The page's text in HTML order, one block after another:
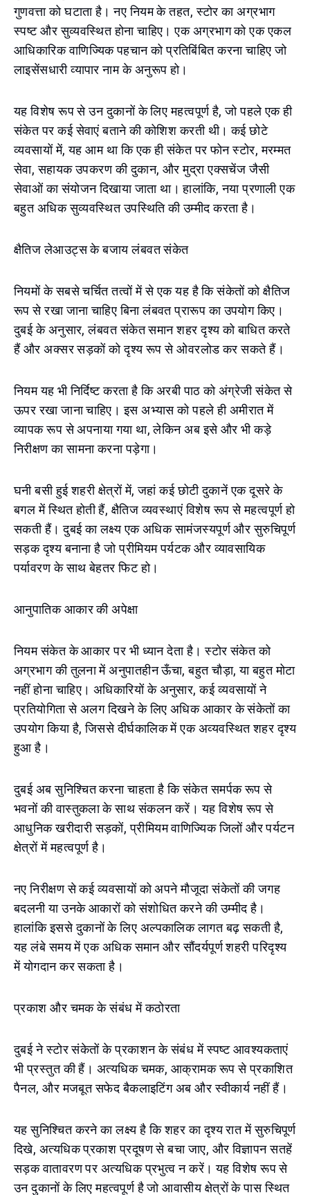
गुणवत्ता को घटाता है। नए नियम के तहत, स्टोर का अग्रभाग
स्पष्ट और सुव्यवस्थित होना चाहिए। एक अग्रभाग को एक एकल
आधिकारिक वाणिज्यिक पहचान को प्रतिबिंबित करना चाहिए जो
लाइसेंसधारी व्यापार नाम के अनुरूप हो।
यह विशेष रूप से उन दुकानों के लिए महत्वपूर्ण है, जो पहले एक ही
संकेत पर कई सेवाएं बताने की कोशिश करती थी। कई छोटे
व्यवसायों में, यह आम था कि एक ही संकेत पर फोन स्टोर, मरम्मत
सेवा, सहायक उपकरण की दुकान, और मुद्रा एक्सचेंज जैसी
सेवाओं का संयोजन दिखाया जाता था। हालांकि, नया प्रणाली एक
बहुत अधिक सुव्यवस्थित उपस्थिति की उम्मीद करता है।
क्षैतिज लेआउट्स के बजाय लंबवत संकेत
नियमों के सबसे चर्चित तत्वों में से एक यह है कि संकेतों को क्षैतिज
रूप से रखा जाना चाहिए बिना लंबवत प्रारूप का उपयोग किए।
दुबई के अनुसार, लंबवत संकेत समान शहर दृश्य को बाधित करते
हैं और अक्सर सड़कों को दृश्य रूप से ओवरलोड कर सकते हैं।
नियम यह भी निर्दिष्ट करता है कि अरबी पाठ को अंग्रेजी संकेत से
ऊपर रखा जाना चाहिए। इस अभ्यास को पहले ही अमीरात में
व्यापक रूप से अपनाया गया था, लेकिन अब इसे और भी कड़े
निरीक्षण का सामना करना पड़ेगा।
घनी बसी हुई शहरी क्षेत्रों में, जहां कई छोटी दुकानें एक दूसरे के
बगल में स्थित होती हैं, क्षैतिज व्यवस्थाएं विशेष रूप से महत्वपूर्ण हो
सकती हैं। दुबई का लक्ष्य एक अधिक सामंजस्यपूर्ण और सुरुचिपूर्ण
सड़क दृश्य बनाना है जो प्रीमियम पर्यटक और व्यावसायिक
पर्यावरण के साथ बेहतर फिट हो।
आनुपातिक आकार की अपेक्षा
नियम संकेत के आकार पर भी ध्यान देता है। स्टोर संकेत को
अग्रभाग की तुलना में अनुपातहीन ऊँचा, बहुत चौड़ा, या बहुत मोटा
नहीं होना चाहिए। अधिकारियों के अनुसार, कई व्यवसायों ने
प्रतियोगिता से अलग दिखने के लिए अधिक आकार के संकेतों का
उपयोग किया है, जिससे दीर्घकालिक में एक अव्यवस्थित शहर दृश्य
हुआ है।
दुबई अब सुनिश्चित करना चाहता है कि संकेत समर्पक रूप से
भवनों की वास्तुकला के साथ संकलन करें। यह विशेष रूप से
आधुनिक खरीदारी सड़कों, प्रीमियम वाणिज्यिक जिलों और पर्यटन
क्षेत्रों में महत्वपूर्ण है।
नए निरीक्षण से कई व्यवसायों को अपने मौजूदा संकेतों की जगह
बदलनी या उनके आकारों को संशोधित करने की उम्मीद है।
हालांकि इससे दुकानों के लिए अल्पकालिक लागत बढ़ सकती है,
यह लंबे समय में एक अधिक समान और सौंदर्यपूर्ण शहरी परिदृश्य
में योगदान कर सकता है।
प्रकाश और चमक के संबंध में कठोरता
दुबई ने स्टोर संकेतों के प्रकाशन के संबंध में स्पष्ट आवश्यकताएं
भी प्रस्तुत की हैं। अत्यधिक चमक, आक्रामक रूप से प्रकाशित
पैनल, और मजबूत सफेद बैकलाइटिंग अब और स्वीकार्य नहीं हैं।
यह सुनिश्चित करने का लक्ष्य है कि शहर का दृश्य रात में सुरुचिपूर्ण
दिखे, अत्यधिक प्रकाश प्रदूषण से बचा जाए, और विज्ञापन सतहें
सड़क वातावरण पर अत्यधिक प्रभुत्व न करें। यह विशेष रूप से
उन दुकानों के लिए महत्वपूर्ण है जो आवासीय क्षेत्रों के पास स्थित